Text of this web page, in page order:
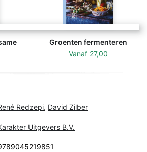
en koken‘René en zĳn Noma-
handboek gemaakt voor het
Het boek is toegankelĳk
voor degene die al eerder
allemaal wĳzer door de
die aan dit boek vooraf is gegaan.
dat thuiskoks en professionals
tot deze informatie.’ – David
Groenten fermenteren
Vanaf 27,00
Redzepi, David Zilber
Uitgevers B.V.